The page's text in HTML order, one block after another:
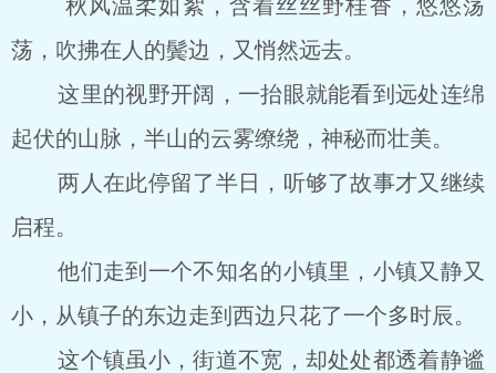
秋风温柔如絮，含着丝丝野桂香，悠悠荡
荡，吹拂在人的鬓边，又悄然远去。
这里的视野开阔，一抬眼就能看到远处连绵
起伏的山脉，半山的云雾缭绕，神秘而壮美。
两人在此停留了半日，听够了故事才又继续
启程。
他们走到一个不知名的小镇里，小镇又静又
小，从镇子的东边走到西边只花了一个多时辰。
这个镇虽小，街道不宽，却处处都透着静谧